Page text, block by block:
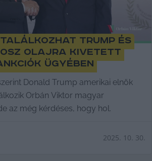
találkozhat Trump és
olajra kivetett
ügyében
Donald Trump amerikai elnök
Orbán Viktor magyar
az még kérdéses, hogy hol.
2025. 10. 30.